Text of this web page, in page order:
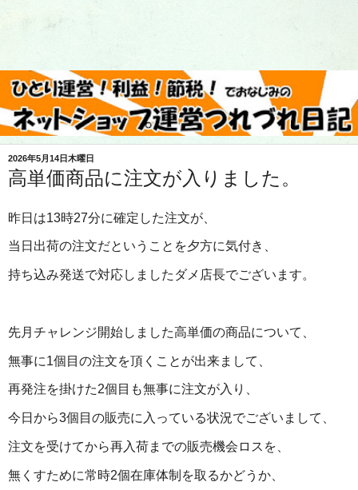
2026年5月14日木曜日
高単価商品に注文が入りました。
昨日は13時27分に確定した注文が、
当日出荷の注文だということを夕方に気付き、
持ち込み発送で対応しましたダメ店長でございます。
先月チャレンジ開始しました高単価の商品について、
無事に1個目の注文を頂くことが出来まして、
再発注を掛けた2個目も無事に注文が入り、
今日から3個目の販売に入っている状況でございまして、
注文を受けてから再入荷までの販売機会ロスを、
無くすために常時2個在庫体制を取るかどうか、